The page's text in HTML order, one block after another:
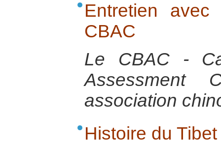
Entretien
CBAC
Le CBAC -
association
Histoire du Tibet